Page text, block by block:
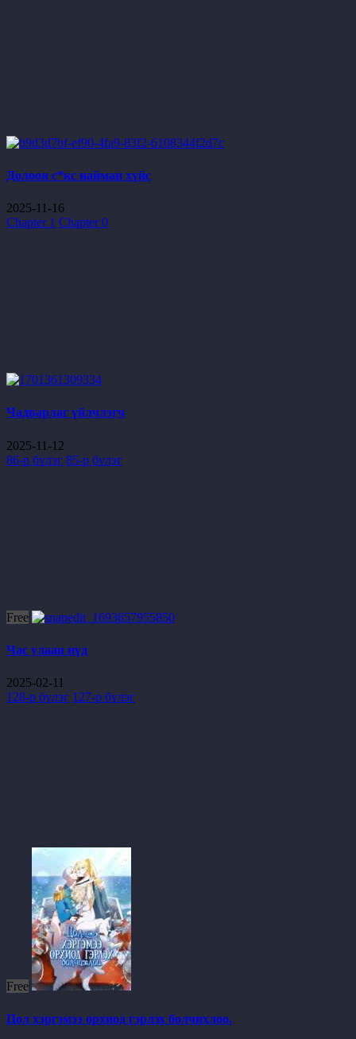
Долоон с*кс найман хүйс
2025-11-16
Chapter 1 Chapter 0
Чадварлаг үйлчлэгч
2025-11-12
86-р бүлэг 85-р бүлэг
Free
Час улаан нүд
2025-02-11
128-р бүлэг 127-р бүлэг
Free
Цол хэргэмээ орхиод гэрлэх болчихлоо.